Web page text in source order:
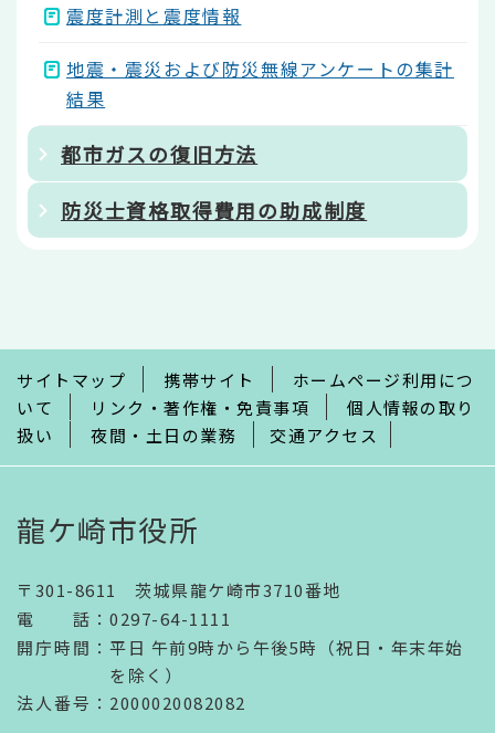
震度計測と震度情報
地震・震災および防災無線アンケートの集計
結果
都市ガスの復旧方法
防災士資格取得費用の助成制度
で
サイトマップ 携帯サイト
ホームページ利用につ
いて
リンク・著作権・免責事項
個人情報の取り
扱い
夜間・土日の業務 交通アクセス
龍ケ崎市役所
〒301-8611 茨城県龍ケ崎市3710番地
電話 ： 0297-64-1111
開庁時間 ： 平日 午前9時から午後5時（祝日・年末年始
を除く）
法人番号 ：2000020082082